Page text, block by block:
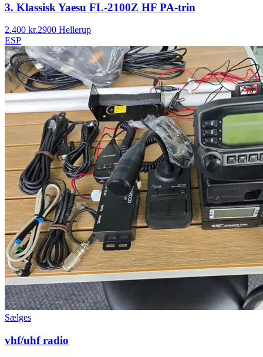
3. Klassisk Yaesu FL-2100Z HF PA-trin
2.400 kr.2900 Hellerup
ESP
Sælges
vhf/uhf radio